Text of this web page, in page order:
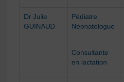
Dr Julie
GUINAUD
Pédiatre
Néonatologue
Consultante
en lactation